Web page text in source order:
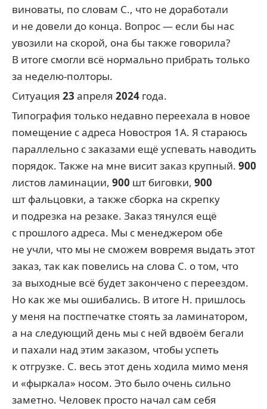
виноваты, по словам С., что не доработали
и не довели до конца. Вопрос — если бы нас
увозили на скорой, она бы также говорила?
В итоге смогли всё нормально прибрать только
за неделю-полторы.
Ситуация 23 апреля 2024 года.
Типография только недавно переехала в новое
помещение с адреса Новостроя 1А. Я стараюсь
параллельно с заказами ещё успевать наводить
порядок. Также на мне висит заказ крупный. 900
листов ламинации, 900 шт биговки, 900
шт фальцовки, а также сборка на скрепку
и подрезка на резаке. Заказ тянулся ещё
с прошлого адреса. Мы с менеджером обе
не учли, что мы не сможем вовремя выдать этот
заказ, так как повелись на слова С. о том, что
за выходные всё будет закончено с переездом.
Но как же мы ошибались. В итоге Н. пришлось
у меня на постпечатке стоять за ламинатором,
а на следующий день мы с ней вдвоём бегали
и пахали над этим заказом, чтобы успеть
к отгрузке. С. весь этот день ходила мимо меня
и «фыркала» носом. Это было очень сильно
заметно. Человек просто начал сам себя